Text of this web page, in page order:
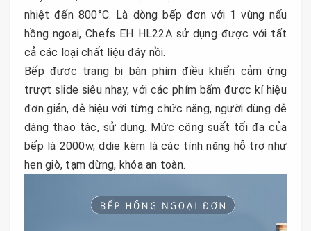
nhiệt đến 800°C. Là dòng bếp đơn với 1 vùng nấu
hồng ngoại, Chefs EH HL22A sử dụng được với tất
cả các loại chất liệu đáy nồi.
Bếp được trang bị bàn phím điều khiển cảm ứng
trượt slide siêu nhạy, với các phím bấm được kí hiệu
đơn giản, dễ hiệu với từng chức năng, người dùng dễ
dàng thao tác, sử dụng. Mức công suất tối đa của
bếp là 2000w, ddie kèm là các tính năng hỗ trợ như
hẹn giò, tạm dừng, khóa an toàn.